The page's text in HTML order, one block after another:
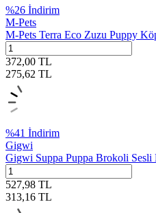
%26 İndirim
M-Pets
M-Pets Terra Eco Zuzu Puppy
372,00 TL
275,62 TL
%41 İndirim
Gigwi
Gigwi Suppa Puppa Brokoli Sesli
527,98 TL
313,16 TL